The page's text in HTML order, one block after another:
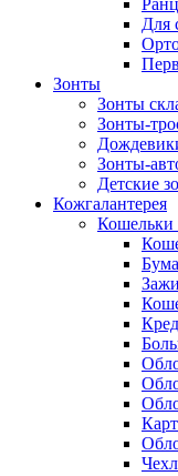
Для
Зонты
Зонты
Зонты-
Зонты-
Детские
Кожгалантерея
Кошельки